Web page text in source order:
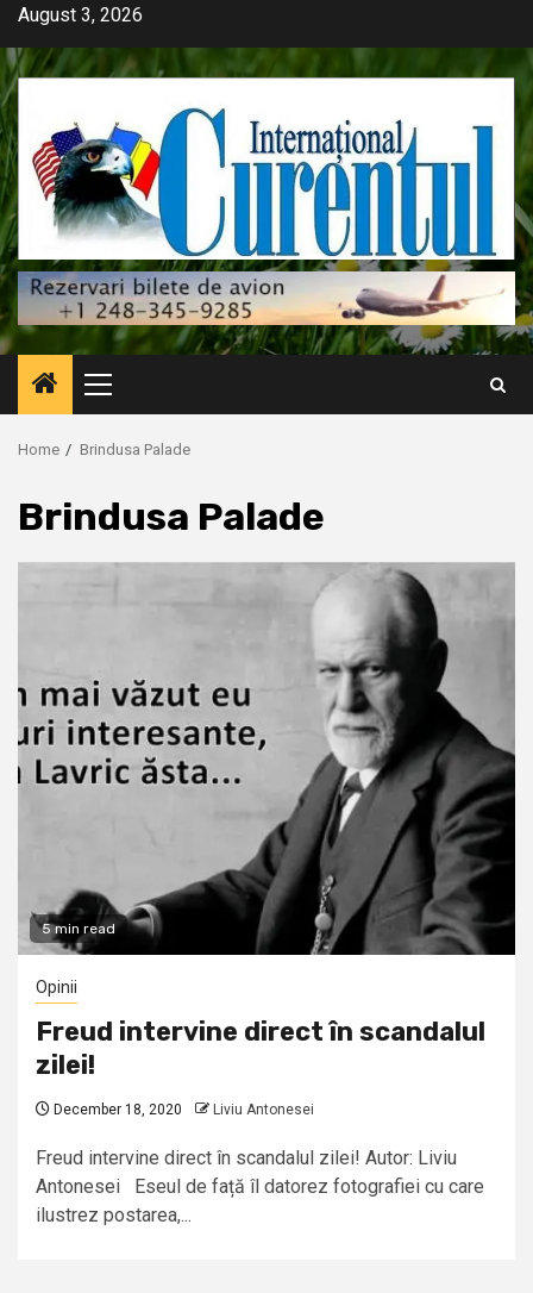
Skip
content
August 3, 2026
Primary
Menu
Home Brindusa Palade
Brindusa Palade
5 min read
Opinii
Freud intervine direct în scandalul
zilei!
December 18, 2020 Liviu Antonesei
Freud intervine direct în scandalul zilei! Autor: Liviu
Antonesei Eseul de față îl datorez fotografiei cu care
ilustrez postarea,...